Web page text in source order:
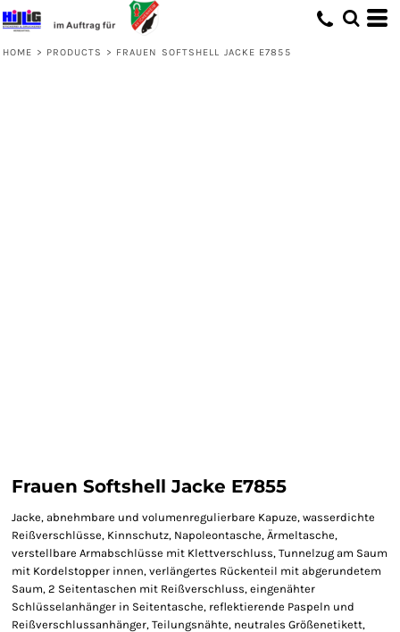
HOME > PRODUCTS > FRAUEN SOFTSHELL JACKE E7855
Frauen Softshell Jacke E7855
Jacke, abnehmbare und volumenregulierbare Kapuze, wasserdichte
Reißverschlüsse, Kinnschutz, Napoleontasche, Ärmeltasche,
verstellbare Armabschlüsse mit Klettverschluss, Tunnelzug am Saum
mit Kordelstopper innen, verlängertes Rückenteil mit abgerundetem
Saum, 2 Seitentaschen mit Reißverschluss, eingenähter
Schlüsselanhänger in Seitentasche, reflektierende Paspeln und
Reißverschlussanhänger, Teilungsnähte, neutrales Größenetikett,